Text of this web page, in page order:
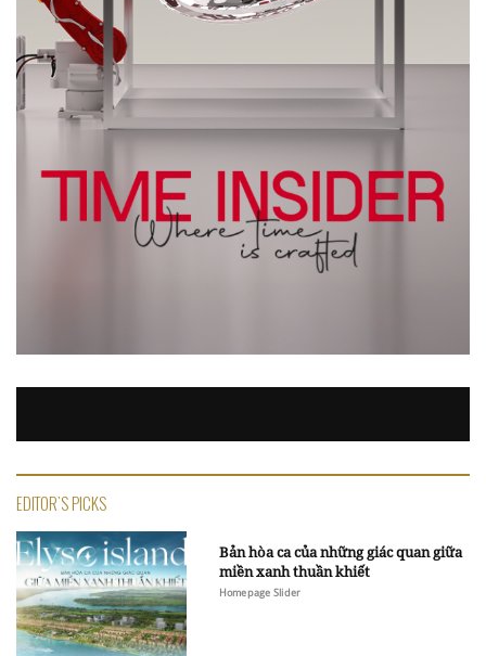
EDITOR'S PICKS
Bản hòa ca của những giác quan giữa
miền xanh thuần khiết
Homepage Slider